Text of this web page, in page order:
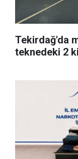
Tekirdağ'da
teknedeki 2